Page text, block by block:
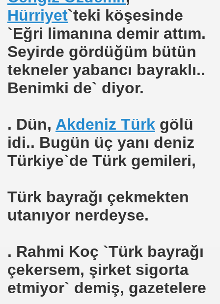
Hürriyet`teki köşesinde
`Eğri limanına demir attım.
Seyirde gördüğüm bütün
tekneler yabancı bayraklı..
Benimki de` diyor.
. Dün, Akdeniz Türk gölü
idi.. Bugün üç yanı deniz
Türkiye`de Türk gemileri,
Türk bayrağı çekmekten
utanıyor nerdeyse.
. Rahmi Koç `Türk bayrağı
çekersem, şirket sigorta
etmiyor` demiş, gazetelere
bayraklı Tekneler